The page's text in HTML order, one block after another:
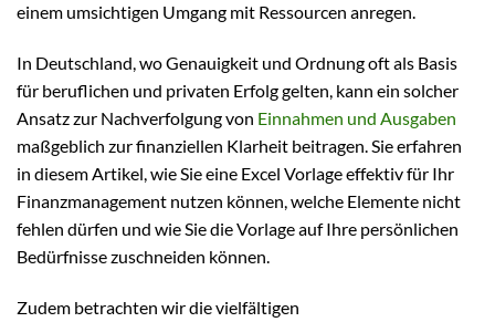
einem umsichtigen Umgang mit Ressourcen anregen.
In Deutschland, wo Genauigkeit und Ordnung oft als Basis
für beruflichen und privaten Erfolg gelten, kann ein solcher
Ansatz zur Nachverfolgung von Einnahmen und Ausgaben
maßgeblich zur finanziellen Klarheit beitragen. Sie erfahren
in diesem Artikel, wie Sie eine Excel Vorlage effektiv für Ihr
Finanzmanagement nutzen können, welche Elemente nicht
fehlen dürfen und wie Sie die Vorlage auf Ihre persönlichen
Bedürfnisse zuschneiden können.
Zudem betrachten wir die vielfältigen